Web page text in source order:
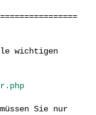
wichtigen
Sie nur